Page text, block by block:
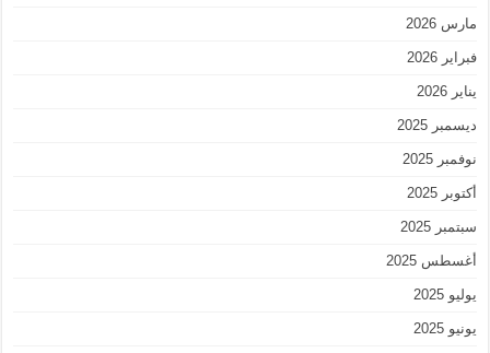
مارس 2026
فبراير 2026
يناير 2026
ديسمبر 2025
نوفمبر 2025
أكتوبر 2025
سبتمبر 2025
أغسطس 2025
يوليو 2025
يونيو 2025